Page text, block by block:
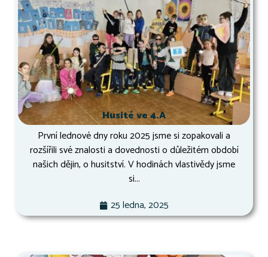
Husité ve 4.A
První lednové dny roku 2025 jsme si zopakovali a
rozšířili své znalosti a dovednosti o důležitém období
našich dějin, o husitství. V hodinách vlastivědy jsme
si...
25 ledna, 2025